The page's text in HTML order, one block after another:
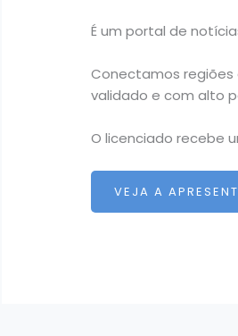
É um portal de
Conectamos
validado e com alto
O licenciado recebe
VEJA A